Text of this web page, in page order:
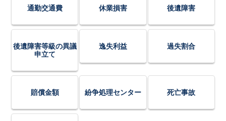
通勤交通費 休業損害 後遺障害
後遺障害等級の異議
申立て
逸失利益 過失割合
賠償金額 紛争処理センター 死亡事故